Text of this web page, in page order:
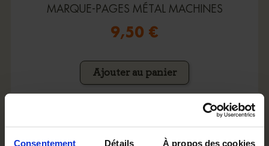
Consentement Détails À propos des cookies
MARQUE-PAGES MÉTAL MACHINES
9,50 €
Ajouter au panier